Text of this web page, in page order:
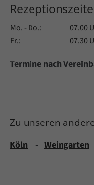
Mo. - Do.:
07.00
Fr.:
07.30
Termine nach
Zu unseren
Köln - Weingarten